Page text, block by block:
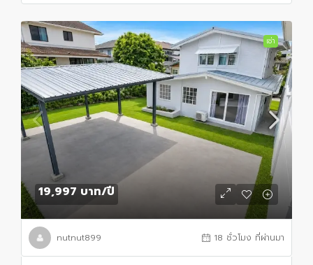
เช่า
19,997 บาท/ปี
nutnut899 18 ชั่วโมง ที่ผ่านมา